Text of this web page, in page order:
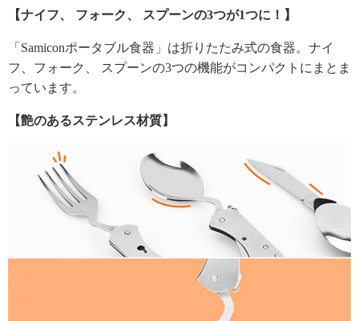
【ナイフ、 フォーク、 スプーンの3つが1つに！】
「Samiconポータブル食器」は折りたたみ式の食器。ナイ
フ、フォーク、 スプーンの3つの機能がコンパクトにまとま
っています。
【艶のあるステンレス材質】